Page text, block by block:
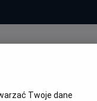
Twoje dane